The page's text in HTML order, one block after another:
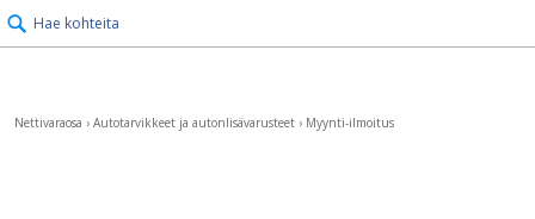
Hae kohteita
Nettivaraosa › Autotarvikkeet ja autonlisävarusteet › Myynti-ilmoitus